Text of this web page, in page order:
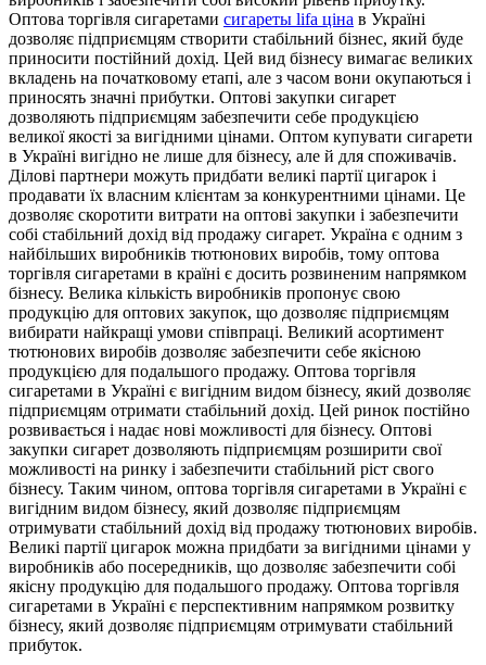
Оптова торгівля сигаретами сигареты lifa ціна в Україні
дозволяє підприємцям створити стабільний бізнес, який буде
приносити постійний дохід. Цей вид бізнесу вимагає великих
вкладень на початковому етапі, але з часом вони окупаються і
приносять значні прибутки. Оптові закупки сигарет
дозволяють підприємцям забезпечити себе продукцією
великої якості за вигідними цінами. Оптом купувати сигарети
в Україні вигідно не лише для бізнесу, але й для споживачів.
Ділові партнери можуть придбати великі партії цигарок і
продавати їх власним клієнтам за конкурентними цінами. Це
дозволяє скоротити витрати на оптові закупки і забезпечити
собі стабільний дохід від продажу сигарет. Україна є одним з
найбільших виробників тютюнових виробів, тому оптова
торгівля сигаретами в країні є досить розвиненим напрямком
бізнесу. Велика кількість виробників пропонує свою
продукцію для оптових закупок, що дозволяє підприємцям
вибирати найкращі умови співпраці. Великий асортимент
тютюнових виробів дозволяє забезпечити себе якісною
продукцією для подальшого продажу. Оптова торгівля
сигаретами в Україні є вигідним видом бізнесу, який дозволяє
підприємцям отримати стабільний дохід. Цей ринок постійно
розвивається і надає нові можливості для бізнесу. Оптові
закупки сигарет дозволяють підприємцям розширити свої
можливості на ринку і забезпечити стабільний ріст свого
бізнесу. Таким чином, оптова торгівля сигаретами в Україні є
вигідним видом бізнесу, який дозволяє підприємцям
отримувати стабільний дохід від продажу тютюнових виробів.
Великі партії цигарок можна придбати за вигідними цінами у
виробників або посередників, що дозволяє забезпечити собі
якісну продукцію для подальшого продажу. Оптова торгівля
сигаретами в Україні є перспективним напрямком розвитку
бізнесу, який дозволяє підприємцям отримувати стабільний
прибуток.